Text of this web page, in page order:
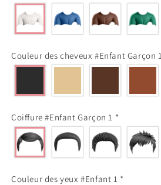
Couleur des cheveux #Enfant Garçon 1
Coiffure #Enfant Garçon 1 *
Couleur des yeux #Enfant 1 *